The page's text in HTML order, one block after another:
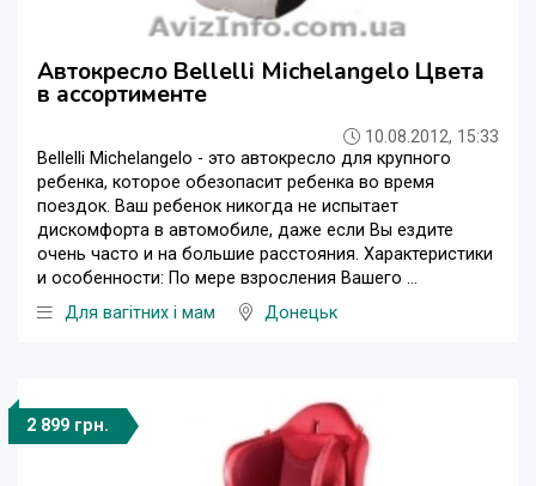
Автокресло Bellelli Michelangelo Цвета
в ассортименте
10.08.2012, 15:33
Bellelli Michelangelo - это автокресло для крупного
ребенка, которое обезопасит ребенка во время
поездок. Ваш ребенок никогда не испытает
дискомфорта в автомобиле, даже если Вы ездите
очень часто и на большие расстояния. Характеристики
и особенности: По мере взросления Вашего ...
Для вагітних і мам
Донецьк
2 899 грн.